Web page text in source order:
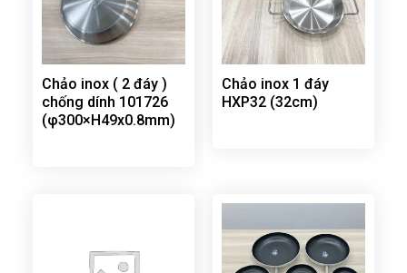
Chảo inox ( 2 đáy )
chống dính 101726
(φ300×H49x0.8mm)
Chảo inox 1 đáy
HXP32 (32cm)